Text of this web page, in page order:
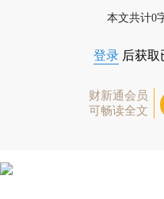
本文共计0
登录 后获取
财新通会员
可畅读全文